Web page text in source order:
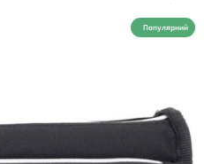
Популярний